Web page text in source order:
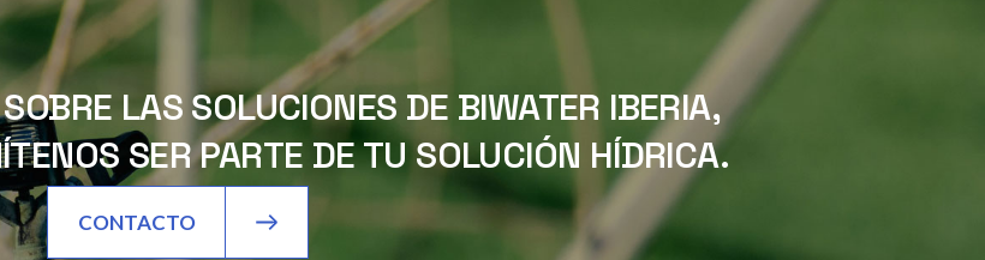
LAS SOLUCIONES DE BIWATER IBERIA,
SER PARTE DE TU SOLUCIÓN HÍDRICA.
CONTACTO